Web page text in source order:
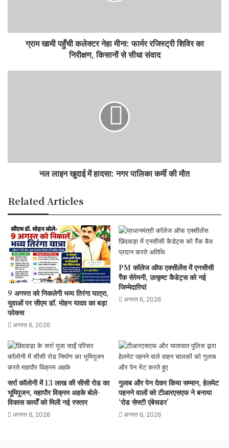
शिविर
ग्राम खामी पहुँची कलेक्टर नेहा मीना: फार्मर रजिस्ट्री शिविर का
निरीक्षण, किसानों से सीधा संवाद
की
नल लाइन खुदाई में हादसा: नगर पालिका कर्मी की मौत
Related Articles
9 अगस्त को निकलेगी भव्य तिरंगा यात्रा,
युवाओं पर सीएम डॉ. मोहन यादव का बड़ा
फोकस
अगस्त 6, 2026
PM कॉलेज ऑफ एक्सीलेंस में एनसीसी
रैंक सेरेमनी, उत्कृष्ट कैडेट्स को नई
जिम्मेदारियां
अगस्त 6, 2026
सर्रा कॉलोनी में 13 लाख की सीसी रोड का
भूमिपूजन, महापौर विक्रम अहके बोले-
विकास कार्यों को मिली नई रफ्तार
अगस्त 6, 2026
गुलाब और पेन देकर किया सम्मान, हेलमेट
पहनने वालों को टीआरएसएफ ने बनाया
‘रोड सेफ्टी एंबेसडर’
अगस्त 6, 2026